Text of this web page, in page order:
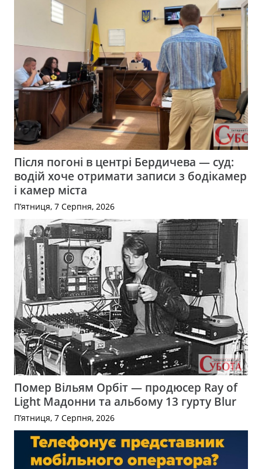
Після погоні в центрі Бердичева — суд:
водій хоче отримати записи з бодікамер
і камер міста
П’ятниця, 7 Серпня, 2026
Помер Вільям Орбіт — продюсер Ray of
Light Мадонни та альбому 13 гурту Blur
П’ятниця, 7 Серпня, 2026